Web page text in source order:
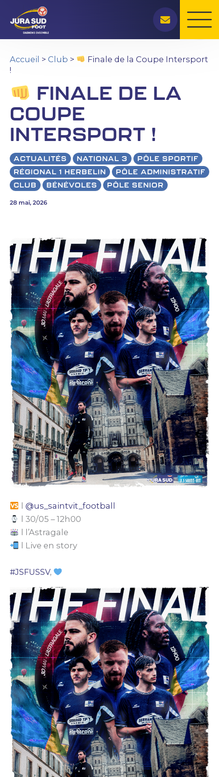
contenu
Accueil > Club >
Finale de la Coupe Intersport
!
FINALE DE LA
COUPE
INTERSPORT !
ACTUALITÉS NATIONAL 3
PÔLE SPORTIF
RÉGIONAL 1 HERBELIN
PÔLE ADMINISTRATIF
CLUB
BÉNÉVOLES PÔLE SENIOR
28 mai, 2026
@us_saintvit_football
l 30/05 – 12h00
l l’Astragale
l Live en story
#JSFUSSV,
Rechercher